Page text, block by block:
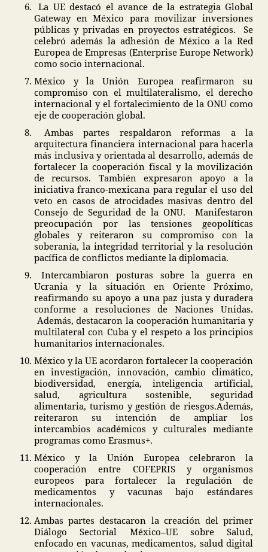
La UE destacó el avance de la estrategia Global
Gateway en México para movilizar inversiones
públicas y privadas en proyectos estratégicos. Se
celebró además la adhesión de México a la Red
Europea de Empresas (Enterprise Europe Network)
como socio internacional.
México y la Unión Europea reafirmaron su
compromiso con el multilateralismo, el derecho
internacional y el fortalecimiento de la ONU como
eje de cooperación global.
Ambas partes respaldaron reformas a la
arquitectura financiera internacional para hacerla
más inclusiva y orientada al desarrollo, además de
fortalecer la cooperación fiscal y la movilización
de recursos. También expresaron apoyo a la
iniciativa franco-mexicana para regular el uso del
veto en casos de atrocidades masivas dentro del
Consejo de Seguridad de la ONU. Manifestaron
preocupación por las tensiones geopolíticas
globales y reiteraron su compromiso con la
soberanía, la integridad territorial y la resolución
pacífica de conflictos mediante la diplomacia.
Intercambiaron posturas sobre la guerra en
Ucrania y la situación en Oriente Próximo,
reafirmando su apoyo a una paz justa y duradera
conforme a resoluciones de Naciones Unidas.
Además, destacaron la cooperación humanitaria y
multilateral con Cuba y el respeto a los principios
humanitarios internacionales.
México y la UE acordaron fortalecer la cooperación
en investigación, innovación, cambio climático,
biodiversidad, energía, inteligencia artificial,
salud, agricultura sostenible, seguridad
alimentaria, turismo y gestión de riesgos.Además,
reiteraron su intención de ampliar los
intercambios académicos y culturales mediante
programas como Erasmus+.
México y la Unión Europea celebraron la
cooperación entre COFEPRIS y organismos
europeos para fortalecer la regulación de
medicamentos y vacunas bajo estándares
internacionales.
Ambas partes destacaron la creación del primer
Diálogo Sectorial México–UE sobre Salud,
enfocado en vacunas, medicamentos, salud digital